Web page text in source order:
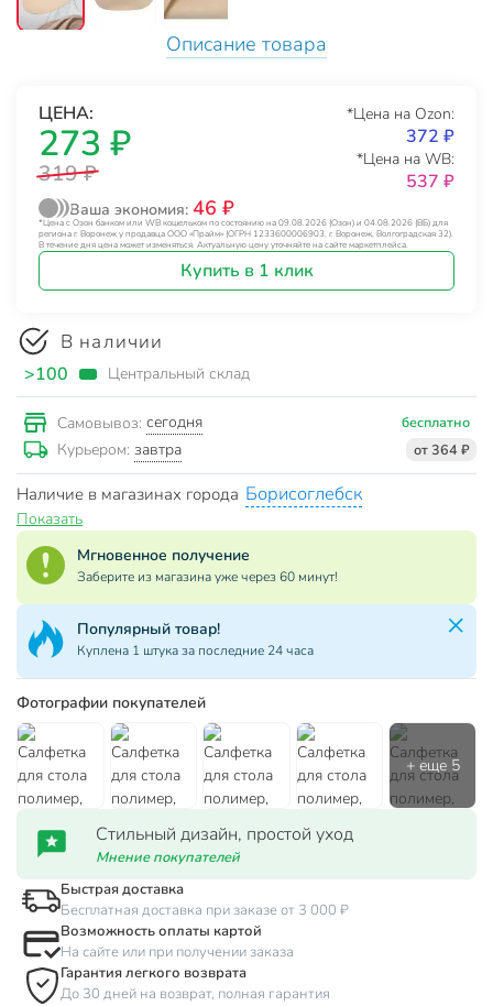
Описание товара
ЦЕНА:
273 ₽
319 ₽
*Цена на Ozon:
372 ₽
*Цена на WB:
537 ₽
Ваша экономия: 46 ₽
*Цена с Озон банком или WB кошельком по состоянию на 09.08.2026 (Озон) и 04.08.2026 (ВБ) для
региона г. Воронеж у продавца ООО «Прайм» (ОГРН 1233600006903, г. Воронеж, Волгоградская 32).
В течение дня цена может изменяться. Актуальную цену уточняйте на сайте маркетплейса.
Купить в 1 клик
В наличии
>100 Центральный склад
Самовывоз: сегодня бесплатно
Курьером: завтра от 364 ₽
Наличие в магазинах города Борисоглебск
Показать
Мгновенное получение
Заберите из магазина уже через 60 минут!
Популярный товар!
Куплена 1 штука за последние 24 часа
Фотографии покупателей
Стильный дизайн, простой уход
Мнение покупателей
Быстрая доставка
Бесплатная доставка при заказе от 3 000 ₽
Возможность оплаты картой
На сайте или при получении заказа
Гарантия легкого возврата
До 30 дней на возврат, полная гарантия